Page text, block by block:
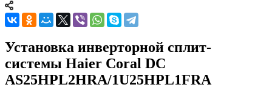
Установка инверторной сплит-
системы Haier Coral DC
AS25HPL2HRA/1U25HPL1FRA